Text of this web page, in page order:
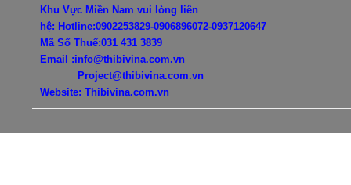
Khu Vực Miền Nam vui lòng liên
hệ: Hotline:0902253829-0906896072-0937120647
Mã Số Thuế:031 431 3839
Email :info@thibivina.com.vn
Project@thibivina.com.vn
Website: Thibivina.com.vn